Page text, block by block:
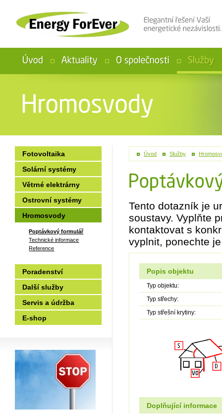
Úvod Služby
Tento dotazník je
soustavy. Vyplňte
kontaktovat s
vyplnit, ponechte
Popis objektu
Typ objektu:
Typ střechy:
Typ střešní krytiny:
Doplňující informace
Fotovoltaika
Solární systémy
Větrné elektrárny
Ostrovní systémy
Hromosvody
Poptávkový formulář
Technické informace
Reference
Poradenství
Další služby
Servis a údržba
E-shop